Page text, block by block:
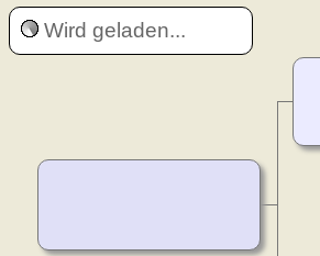
Wird geladen...